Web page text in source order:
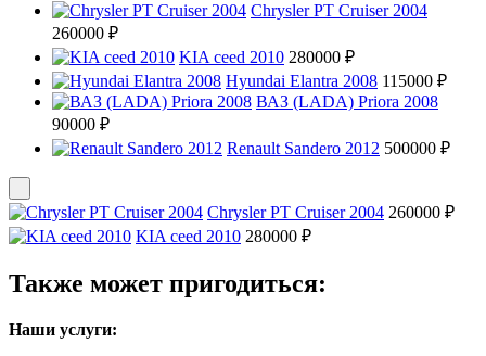
Chrysler PT Cruiser 2004
260000 ₽
KIA ceed 2010 280000 ₽
Hyundai Elantra 2008 115000 ₽
ВАЗ (LADA) Priora 2008
90000 ₽
Renault Sandero 2012 500000 ₽
Chrysler PT Cruiser 2004 260000 ₽
KIA ceed 2010 280000 ₽
Также может пригодиться:
Наши услуги: